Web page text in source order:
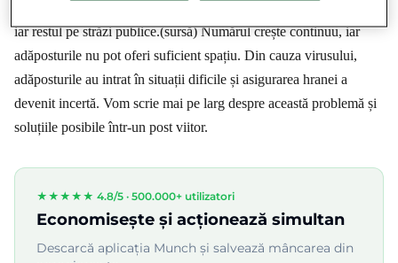
iar restul pe străzi publice.(sursă) Numărul crește continuu, iar
adăposturile nu pot oferi suficient spațiu. Din cauza virusului,
adăposturile au intrat în situații dificile și asigurarea hranei a
devenit incertă. Vom scrie mai pe larg despre această problemă și
soluțiile posibile într-un post viitor.
★★★★★ 4.8/5 · 500.000+ utilizatori
Economisește și acționează simultan
Descarcă aplicația Munch și salvează mâncarea din